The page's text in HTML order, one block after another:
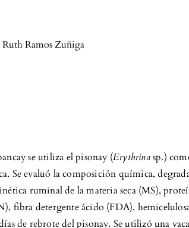
Ruth Ramos Zuñiga
se utiliza el pisonay (Erythrinasp.)
Se evaluó la composición química,
ruminal de la materia seca (MS),
fibra detergente ácido (FDA),
de rebrote del pisonay. Se utilizó una